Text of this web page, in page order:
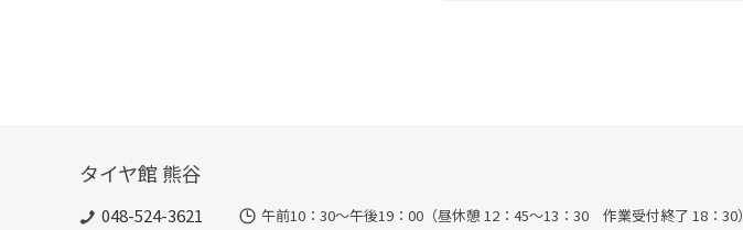
タイヤ館 熊谷
048-524-3621 午前10：30～午後19：00（昼休憩 12：45～13：30 作業受付終了 18：30）